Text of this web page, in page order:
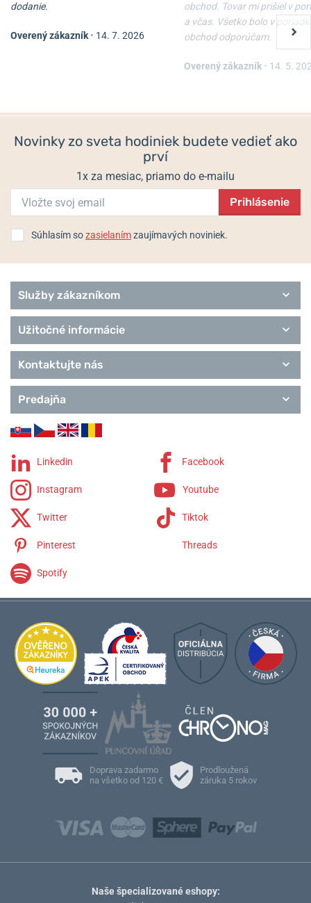
dodanie.
Overený zákazník • 14. 7. 2026
obchod. Tovar mi prišiel v
a včas. Všetko bolo v
obchod odporúčam.
Overený zákazník • 14. 5.
Novinky zo sveta hodiniek budete vedieť ako
prví
1x za mesiac, priamo do e-mailu
Prihlásenie
Súhlasím sozasielanímzaujímavých noviniek.
Služby zákazníkom
Užitočné informácie
Kontaktujte nás
Predajňa
Linkedin Facebook
Instagram Youtube
Twitter Tiktok
Pinterest Threads
Spotify
Doprava zadarmo
na všetko od 120 €
Prodloužená
záruka 5 rokov
Naše špecializované eshopy: